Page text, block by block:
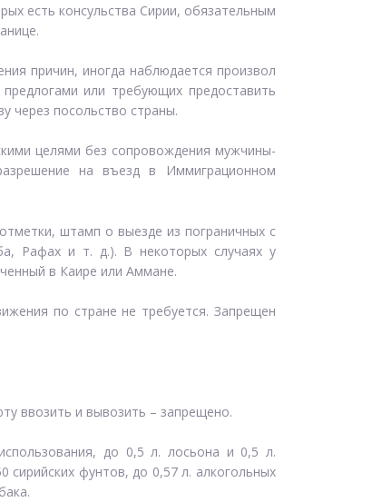
есть консульства Сирии, обязательным
причин, иногда наблюдается произвол
или требующих предоставить
через посольство страны.
целями без сопровождения мужчины-
на въезд в Иммиграционном
штамп о выезде из пограничных с
Рафах и т. д.). В некоторых случаях у
в Каире или Аммане.
по стране не требуется. Запрещен
ввозить и вывозить – запрещено.
до 0,5 л. лосьона и 0,5 л.
сирийских фунтов, до 0,57 л. алкогольных